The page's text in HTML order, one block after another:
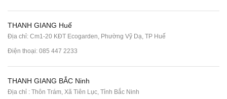
THANH GIANG Huế
Địa chỉ: Cm1-20 KĐT Ecogarden, Phường Vỹ Dạ, TP Huế
Điện thoại: 085 447 2233
THANH GIANG BẮC Ninh
Địa chỉ : Thôn Trám, Xã Tiên Lục, Tỉnh Bắc Ninh